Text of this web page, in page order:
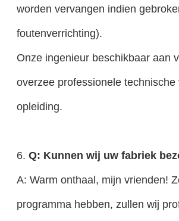
worden vervangen indien
foutenverrichting).
Onze ingenieur beschikbaar aan
overzee professionele technische
opleiding.
6. Q: Kunnen wij uw fabriek
A: Warm onthaal, mijn vrienden!
programma hebben, zullen wij